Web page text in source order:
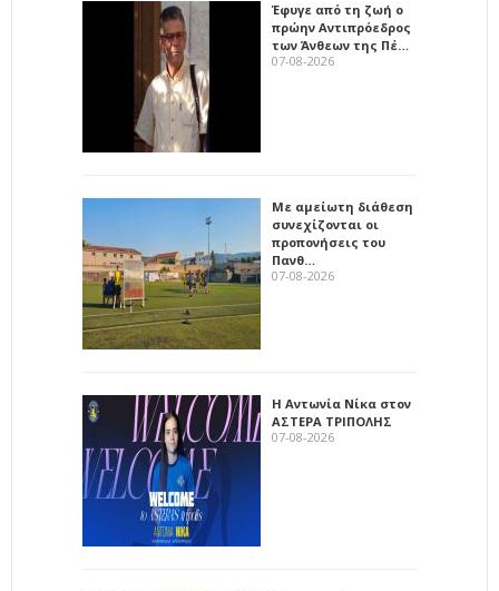
Έφυγε από τη ζωή ο
πρώην Αντιπρόεδρος
των Άνθεων της Πέ…
07-08-2026
Με αμείωτη διάθεση
συνεχίζονται οι
προπονήσεις του
Πανθ…
07-08-2026
Η Αντωνία Νίκα στον
ΑΣΤΕΡΑ ΤΡΙΠΟΛΗΣ
07-08-2026